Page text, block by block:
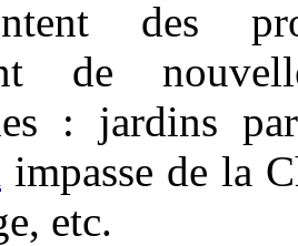
des
de
: jardins
impasse de la
etc.